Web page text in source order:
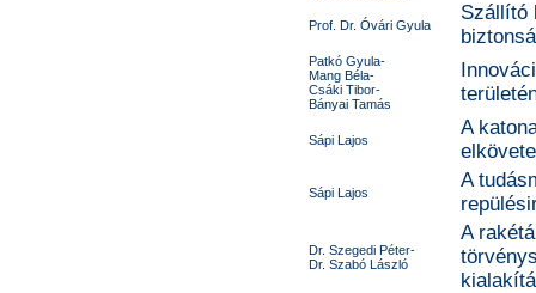
Prof. Dr. Óvári Gyula
Szállító
Patkó Gyula-
Mang Béla-
Csáki Tibor-
Bányai Tamás
Sápi Lajos
A
Sápi Lajos
A
Dr. Szegedi Péter-
Dr. Szabó László
A